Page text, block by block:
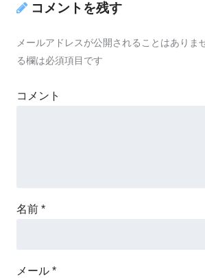
コメントを残す
メールアドレスが公開されることはありま
る欄は必須項目です
コメント
名前 *
メール *